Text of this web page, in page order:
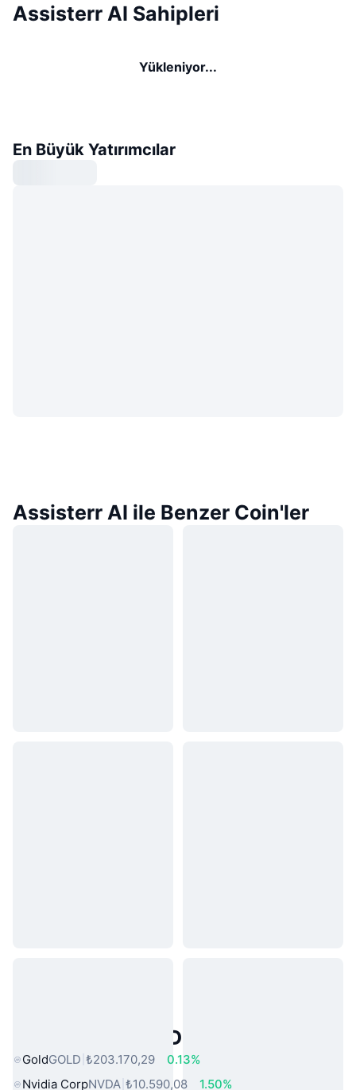
Assisterr AI Sahipleri
Yükleniyor...
En Büyük Yatırımcılar
Assisterr AI ile Benzer Coin'ler
Popüler Gerçek Dünya Varlıkları
GoldGOLD ₺203.170,29
0.13%
Nvidia CorpNVDA ₺10.590,08 1.50%